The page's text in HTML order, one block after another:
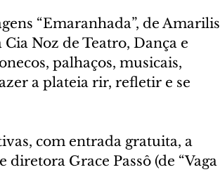
“Emaranhada”, de Amarilis
Cia Noz de Teatro, Dança e
palhaços, musicais,
a plateia rir, refletir e se
com entrada gratuita, a
Grace Passô (de “Vaga